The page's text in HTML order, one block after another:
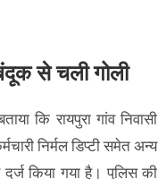
से चली गोली
कि रायपुरा गांव निवासी
निर्मल डिप्टी समेत अन्य
किया गया है। पुलिस की